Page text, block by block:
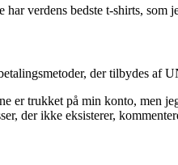
verdens bedste t-shirts,
der tilbydes
er trukket på min konto,
der ikke eksisterer,